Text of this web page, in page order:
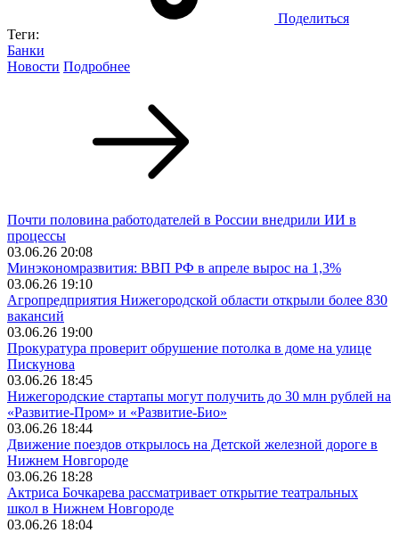
Поделиться
Теги:
Банки
Новости Подробнее
Почти половина работодателей в России внедрили ИИ в
процессы
03.06.26 20:08
Минэкономразвития: ВВП РФ в апреле вырос на 1,3%
03.06.26 19:10
Агропредприятия Нижегородской области открыли более 830
вакансий
03.06.26 19:00
Прокуратура проверит обрушение потолка в доме на улице
Пискунова
03.06.26 18:45
Нижегородские стартапы могут получить до 30 млн рублей на
«Развитие-Пром» и «Развитие-Био»
03.06.26 18:44
Движение поездов открылось на Детской железной дороге в
Нижнем Новгороде
03.06.26 18:28
Актриса Бочкарева рассматривает открытие театральных
школ в Нижнем Новгороде
03.06.26 18:04